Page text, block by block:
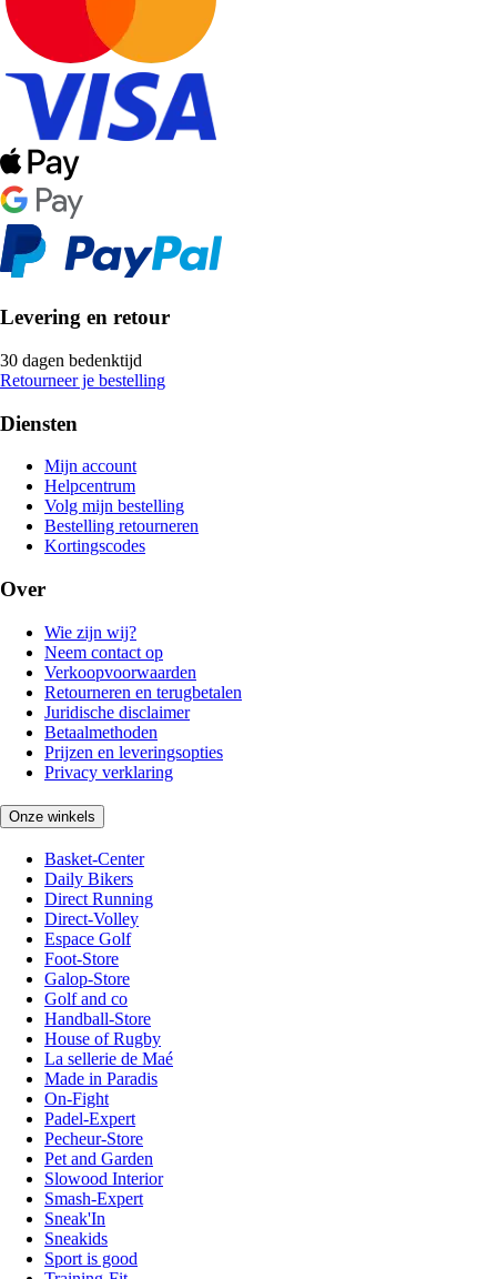
Levering en retour
30 dagen bedenktijd
Retourneer je bestelling
Diensten
Mijn account
Helpcentrum
Volg mijn bestelling
Bestelling retourneren
Kortingscodes
Over
Wie zijn wij?
Neem contact op
Verkoopvoorwaarden
Retourneren en terugbetalen
Juridische disclaimer
Betaalmethoden
Prijzen en leveringsopties
Privacy verklaring
Onze winkels
Basket-Center
Daily Bikers
Direct Running
Direct-Volley
Espace Golf
Foot-Store
Galop-Store
Golf and co
Handball-Store
House of Rugby
La sellerie de Maé
Made in Paradis
On-Fight
Padel-Expert
Pecheur-Store
Pet and Garden
Slowood Interior
Smash-Expert
Sneak'In
Sneakids
Sport is good